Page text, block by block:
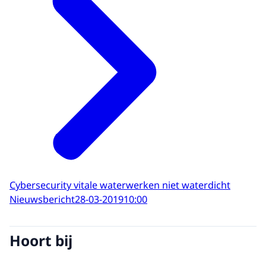
Cybersecurity vitale waterwerken niet waterdicht
Nieuwsbericht28-03-201910:00
Hoort bij